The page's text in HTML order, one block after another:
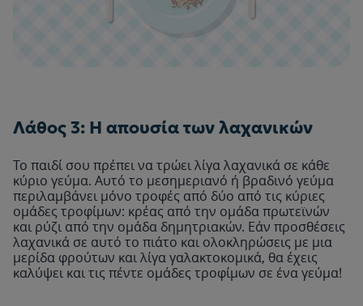
Λάθος 3: Η απουσία των λαχανικών
Το παιδί σου πρέπει να τρώει λίγα λαχανικά σε κάθε
κύριο γεύμα. Αυτό το μεσημεριανό ή βραδινό γεύμα
περιλαμβάνει μόνο τροφές από δύο από τις κύριες
ομάδες τροφίμων: κρέας από την ομάδα πρωτεϊνών
και ρύζι από την ομάδα δημητριακών. Εάν προσθέσεις
λαχανικά σε αυτό το πιάτο και ολοκληρώσεις με μια
μερίδα φρούτων και λίγα γαλακτοκομικά, θα έχεις
καλύψει και τις πέντε ομάδες τροφίμων σε ένα γεύμα!